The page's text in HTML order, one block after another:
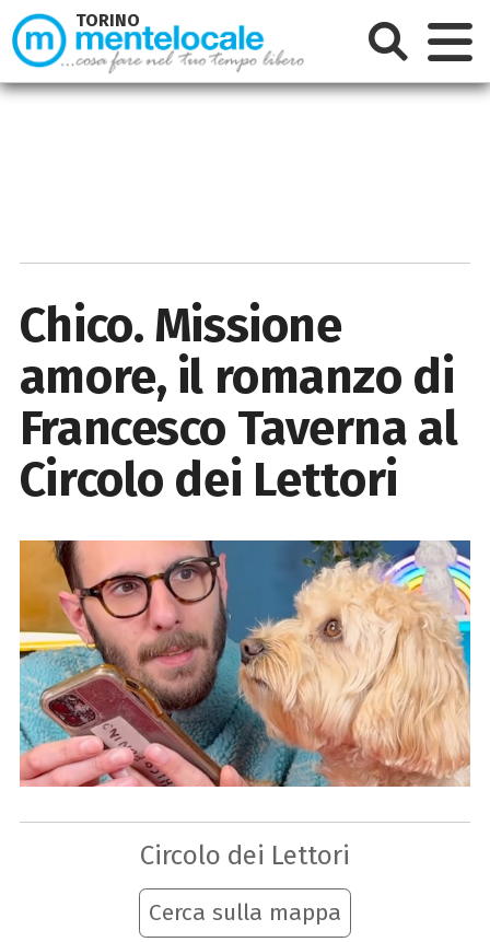
Chico. Missione
amore, il romanzo di
Francesco Taverna al
Circolo dei Lettori
Circolo dei Lettori
Cerca sulla mappa
TORINO